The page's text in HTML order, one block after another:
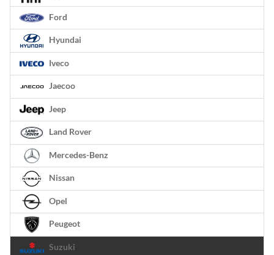
Ford
Hyundai
Iveco
Jaecoo
Jeep
Land Rover
Mercedes-Benz
Nissan
Opel
Peugeot
Suzuki